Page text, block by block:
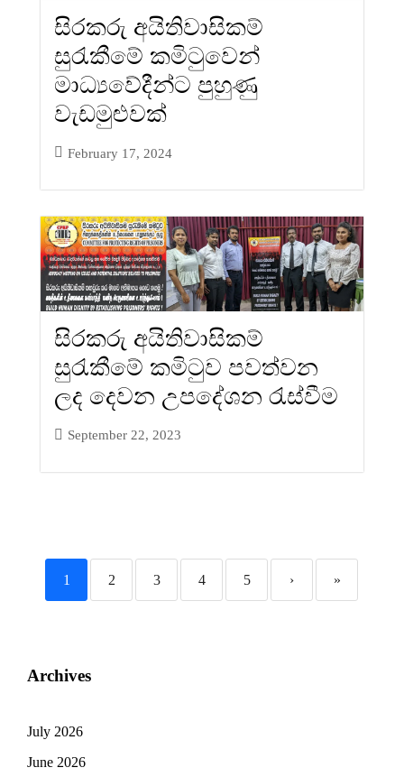
සිරකරු අයිතිවාසිකම්
සුරැකීමේ කමිටුවෙන්
මාධ්‍යවේදීන්ට පුහුණු
වැඩමුළුවක්
February 17, 2024
සිරකරු අයිතිවාසිකම්
සුරැකීමේ කමිටුව පවත්වන
ලද දෙවන උපදේශන රැස්වීම
September 22, 2023
1 2 3 4 5 › »
Archives
July 2026
June 2026